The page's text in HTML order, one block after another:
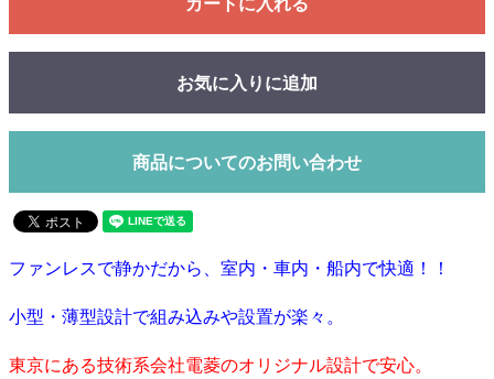
カートに入れる
お気に入りに追加
商品についてのお問い合わせ
ファンレスで静かだから、室内・車内・船内で快適！！
小型・薄型設計で組み込みや設置が楽々。
東京にある技術系会社電菱のオリジナル設計で安心。